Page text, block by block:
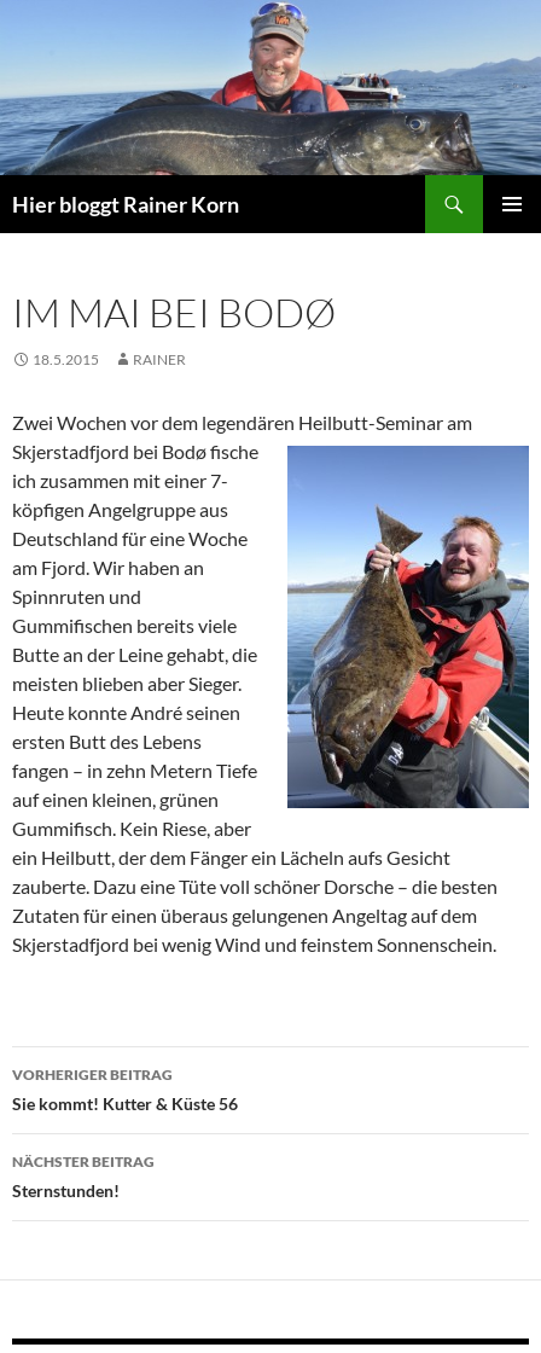
Hier bloggt Rainer Korn
IM MAI BEI BODØ
18.5.2015 RAINER
Zwei Wochen vor dem legendären Heilbutt-Seminar am
Skjerstadfjord bei Bodø fische
ich zusammen mit einer 7-
köpfigen Angelgruppe aus
Deutschland für eine Woche
am Fjord. Wir haben an
Spinnruten und
Gummifischen bereits viele
Butte an der Leine gehabt, die
meisten blieben aber Sieger.
Heute konnte André seinen
ersten Butt des Lebens
fangen – in zehn Metern Tiefe
auf einen kleinen, grünen
Gummifisch. Kein Riese, aber
ein Heilbutt, der dem Fänger ein Lächeln aufs Gesicht
zauberte. Dazu eine Tüte voll schöner Dorsche – die besten
Zutaten für einen überaus gelungenen Angeltag auf dem
Skjerstadfjord bei wenig Wind und feinstem Sonnenschein.
Beitragsnavigation
VORHERIGER BEITRAG
Sie kommt! Kutter & Küste 56
NÄCHSTER BEITRAG
Sternstunden!